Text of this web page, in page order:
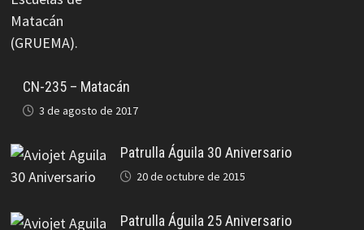
CN-235 – Matacán
3 de agosto de 2017
Patrulla Águila 30 Aniversario
20 de octubre de 2015
Patrulla Águila 25 Aniversario